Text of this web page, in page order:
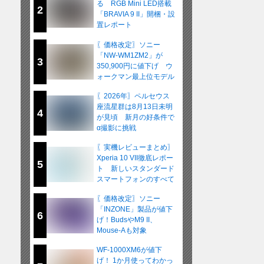
2
る RGB Mini LED搭載
「BRAVIA 9 II」開梱・設
置レポート
3
〖価格改定〗ソニー
「NW-WM1ZM2」が
350,900円に値下げ ウ
ォークマン最上位モデル
4
〖2026年〗ペルセウス
座流星群は8月13日未明
が見頃 新月の好条件で
α撮影に挑戦
5
〖実機レビューまとめ〗
Xperia 10 VII徹底レポー
ト 新しいスタンダード
スマートフォンのすべて
6
〖価格改定〗ソニー
「INZONE」製品が値下
げ！BudsやM9 II、
Mouse-Aも対象
WF-1000XM6が値下
げ！ 1か月使ってわかっ